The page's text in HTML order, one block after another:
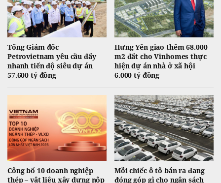
Tổng Giám đốc
Petrovietnam yêu cầu đẩy
nhanh tiến độ siêu dự án
57.600 tỷ đồng
Hưng Yên giao thêm 68.000
m2 đất cho Vinhomes thực
hiện dự án nhà ở xã hội
6.000 tỷ đồng
Công bố 10 doanh nghiệp
thép – vật liệu xây dựng nộp
Mỗi chiếc ô tô bán ra đang
đóng góp gì cho ngân sách